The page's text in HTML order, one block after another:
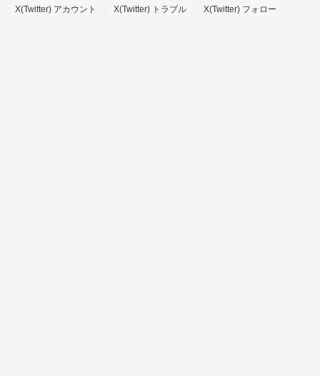
X(Twitter) アカウント X(Twitter) トラブル X(Twitter) フォロー